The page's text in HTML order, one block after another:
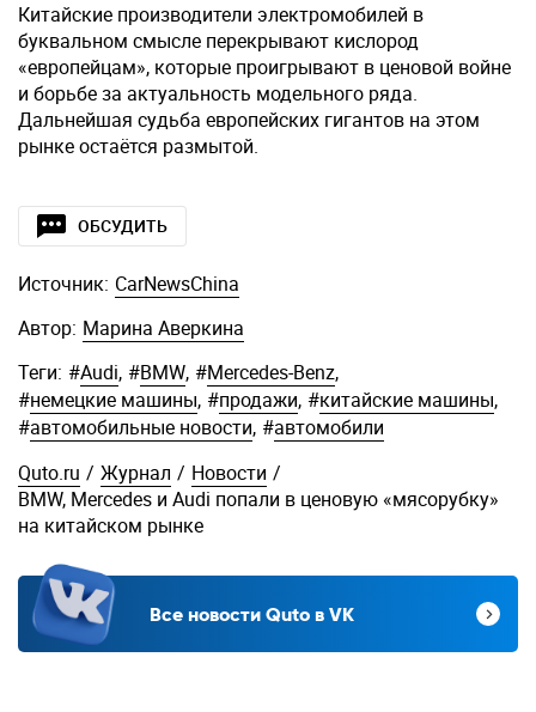
Китайские производители электромобилей в
буквальном смысле перекрывают кислород
«европейцам», которые проигрывают в ценовой войне
и борьбе за актуальность модельного ряда.
Дальнейшая судьба европейских гигантов на этом
рынке остаётся размытой.
ОБСУДИТЬ
Источник: CarNewsChina
Автор: Марина Аверкина
Теги: #Audi, #BMW, #Mercedes-Benz,
#немецкие машины, #продажи, #китайские машины,
#автомобильные новости, #автомобили
Quto.ru / Журнал / Новости /
BMW, Mercedes и Audi попали в ценовую «мясорубку»
на китайском рынке
Все новости Quto в VK